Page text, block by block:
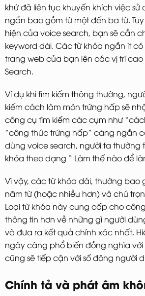
khứ đã liên tục khuyến khích việc
ngắn bao gồm từ một đến ba từ.
hiện của voice search, bạn sẽ cần
keyword dài. Các từ khóa ngắn ít
trang web của bạn lên các vị trí cao
Search.
Ví dụ khi tìm kiếm thông thường,
kiếm cách làm món trứng hấp sẽ
công cụ tìm kiếm các cụm như
“công thức trứng hấp” càng ngắn
dùng voice search, người ta thường
khóa theo dạng “ Làm thế nào để
Vì vậy, các từ khóa dài, thường bao
năm từ (hoặc nhiều hơn) và chú
Loại từ khóa này cung cấp cho
thông tin hơn về những gì người
và đưa ra kết quả chính xác nhất.
ngày càng phổ biến đồng nghĩa với
cũng sẽ tiếp cận với số đông người
Chính tả và phát âm